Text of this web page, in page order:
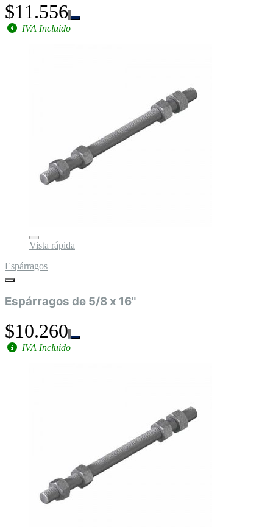
$11.556
IVA Incluido
Vista rápida
Espárragos
Espárragos de 5/8 x 16"
$10.260
IVA Incluido